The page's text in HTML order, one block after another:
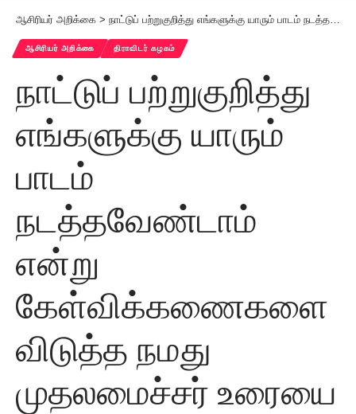
ஆசிரியர் அறிக்கை > நாட்டுப் பற்றுகுறித்து எங்களுக்கு யாரும் பாடம் நடத்தவேண்டாம் என்று கேள்விக்கணைகளை விடுத்த நமது முதலமைச்சர் உரையை எடுத்துக்காட்டி தமிழர் தலைவர் ஆசிரியர் அறிக்கை!
ஆசிரியர் அறிக்கை திராவிடர் கழகம்
நாட்டுப் பற்றுகுறித்து
எங்களுக்கு யாரும்
பாடம்
நடத்தவேண்டாம்
என்று
கேள்விக்கணைகளை
விடுத்த நமது
முதலமைச்சர் உரையை